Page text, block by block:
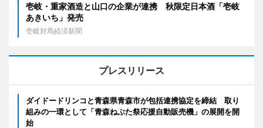
壱岐・重家酒造と山口の企業が連携 秋限定日本酒「壱岐
あきいち」発売
壱岐対馬経済新聞
プレスリリース
ダイドードリンコと青森県青森市が包括連携協定を締結 取り
組みの一環として「青森ねぶた祭応援自動販売機」の展開を開
始